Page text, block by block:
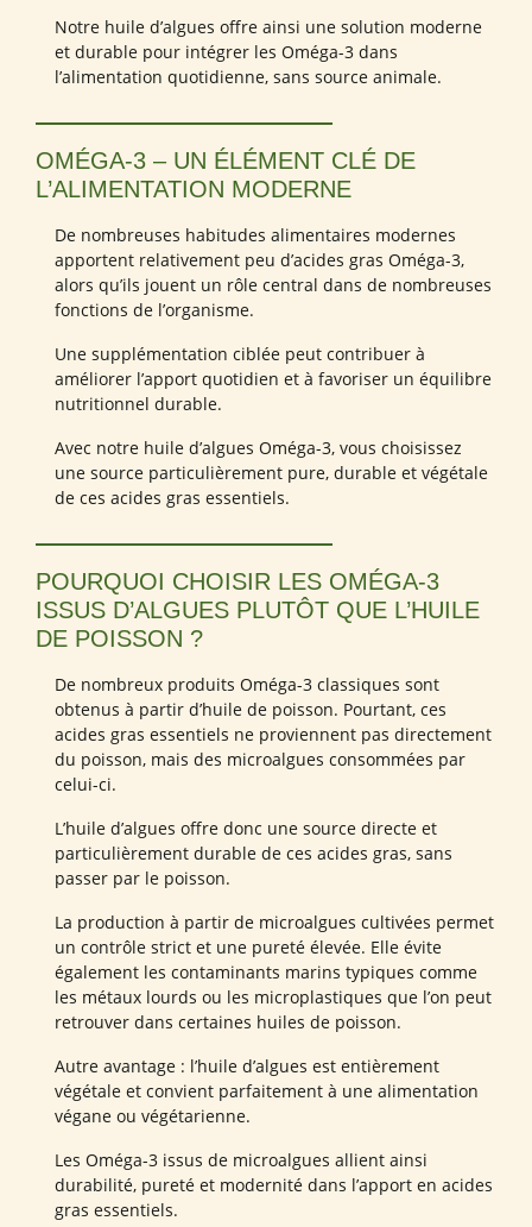
Notre huile d’algues offre ainsi une solution moderne
et durable pour intégrer les Oméga-3 dans
l’alimentation quotidienne, sans source animale.
OMÉGA-3 – UN ÉLÉMENT CLÉ DE
L’ALIMENTATION MODERNE
De nombreuses habitudes alimentaires modernes
apportent relativement peu d’acides gras Oméga-3,
alors qu’ils jouent un rôle central dans de nombreuses
fonctions de l’organisme.
Une supplémentation ciblée peut contribuer à
améliorer l’apport quotidien et à favoriser un équilibre
nutritionnel durable.
Avec notre huile d’algues Oméga-3, vous choisissez
une source particulièrement pure, durable et végétale
de ces acides gras essentiels.
POURQUOI CHOISIR LES OMÉGA-3
ISSUS D’ALGUES PLUTÔT QUE L’HUILE
DE POISSON ?
De nombreux produits Oméga-3 classiques sont
obtenus à partir d’huile de poisson. Pourtant, ces
acides gras essentiels ne proviennent pas directement
du poisson, mais des microalgues consommées par
celui-ci.
L’huile d’algues offre donc une source directe et
particulièrement durable de ces acides gras, sans
passer par le poisson.
La production à partir de microalgues cultivées permet
un contrôle strict et une pureté élevée. Elle évite
également les contaminants marins typiques comme
les métaux lourds ou les microplastiques que l’on peut
retrouver dans certaines huiles de poisson.
Autre avantage : l’huile d’algues est entièrement
végétale et convient parfaitement à une alimentation
végane ou végétarienne.
Les Oméga-3 issus de microalgues allient ainsi
durabilité, pureté et modernité dans l’apport en acides
gras essentiels.